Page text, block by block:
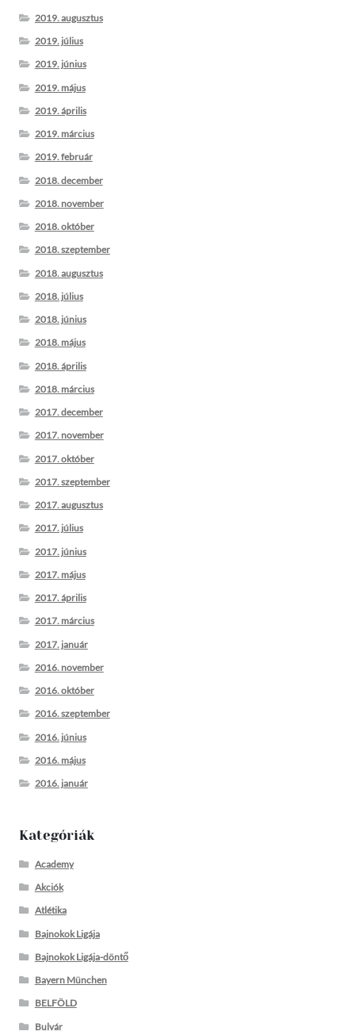
2019. augusztus
2019. július
2019. június
2019. május
2019. április
2019. március
2019. február
2018. december
2018. november
2018. október
2018. szeptember
2018. augusztus
2018. július
2018. június
2018. május
2018. április
2018. március
2017. december
2017. november
2017. október
2017. szeptember
2017. augusztus
2017. július
2017. június
2017. május
2017. április
2017. március
2017. január
2016. november
2016. október
2016. szeptember
2016. június
2016. május
2016. január
Kategóriák
Academy
Akciók
Atlétika
Bajnokok Ligája
Bajnokok Ligája-döntő
Bayern München
BELFÖLD
Bulvár